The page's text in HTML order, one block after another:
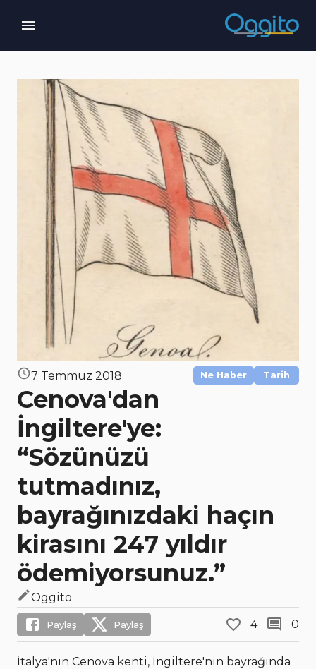
7 Temmuz 2018 Ne Haber Tarih
Cenova'dan
İngiltere'ye:
“Sözünüzü
tutmadınız,
bayrağınızdaki haçın
kirasını 247 yıldır
ödemiyorsunuz.”
Oggito
Paylaş Paylaş 4 0
İtalya'nın Cenova kenti, İngiltere'nin bayrağında